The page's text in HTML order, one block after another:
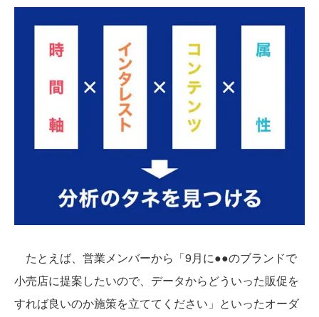
たとえば、営業メンバーから「9月に●●のブランドで
小売店に提案したいので、データからどういった販促を
すれば良いのか施策を立ててください」といったオーダ